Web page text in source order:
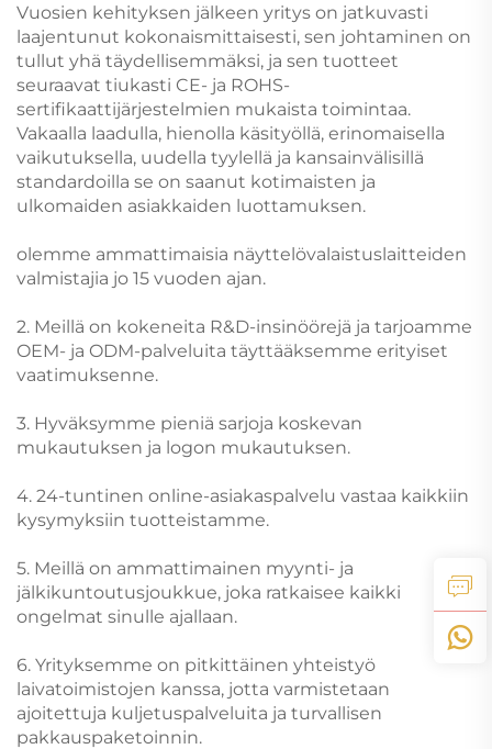
Vuosien kehityksen jälkeen yritys on jatkuvasti
laajentunut kokonaismittaisesti, sen johtaminen on
tullut yhä täydellisemmäksi, ja sen tuotteet
seuraavat tiukasti CE- ja ROHS-
sertifikaattijärjestelmien mukaista toimintaa.
Vakaalla laadulla, hienolla käsityöllä, erinomaisella
vaikutuksella, uudella tyylellä ja kansainvälisillä
standardoilla se on saanut kotimaisten ja
ulkomaiden asiakkaiden luottamuksen.
olemme ammattimaisia näyttelövalaistuslaitteiden
valmistajia jo 15 vuoden ajan.
2. Meillä on kokeneita R&D-insinöörejä ja tarjoamme
OEM- ja ODM-palveluita täyttääksemme erityiset
vaatimuksenne.
3. Hyväksymme pieniä sarjoja koskevan
mukautuksen ja logon mukautuksen.
4. 24-tuntinen online-asiakaspalvelu vastaa kaikkiin
kysymyksiin tuotteistamme.
5. Meillä on ammattimainen myynti- ja
jälkikuntoutusjoukkue, joka ratkaisee kaikki
ongelmat sinulle ajallaan.
6. Yrityksemme on pitkittäinen yhteistyö
laivatoimistojen kanssa, jotta varmistetaan
ajoitettuja kuljetuspalveluita ja turvallisen
pakkauspaketoinnin.